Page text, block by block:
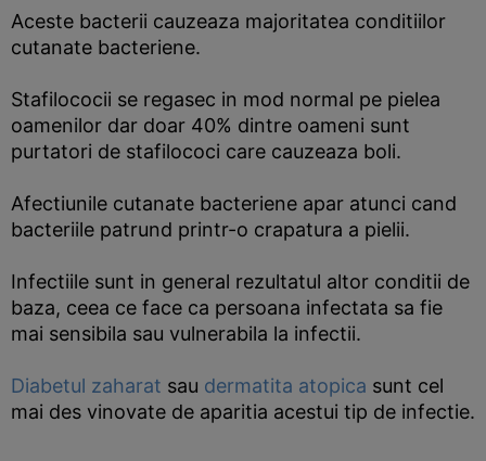
Aceste bacterii cauzeaza majoritatea conditiilor
cutanate bacteriene.
Stafilococii se regasec in mod normal pe pielea
oamenilor dar doar 40% dintre oameni sunt
purtatori de stafilococi care cauzeaza boli.
Afectiunile cutanate bacteriene apar atunci cand
bacteriile patrund printr-o crapatura a pielii.
Infectiile sunt in general rezultatul altor conditii de
baza, ceea ce face ca persoana infectata sa fie
mai sensibila sau vulnerabila la infectii.
Diabetul zaharat sau dermatita atopica sunt cel
mai des vinovate de aparitia acestui tip de infectie.